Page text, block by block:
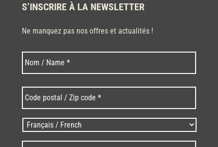
S’INSCRIRE À LA NEWSLETTER
Ne manquez pas nos offres et actualités !
Nom * Nom
postal
/
Zip
code
* *
Langues
/
Language *